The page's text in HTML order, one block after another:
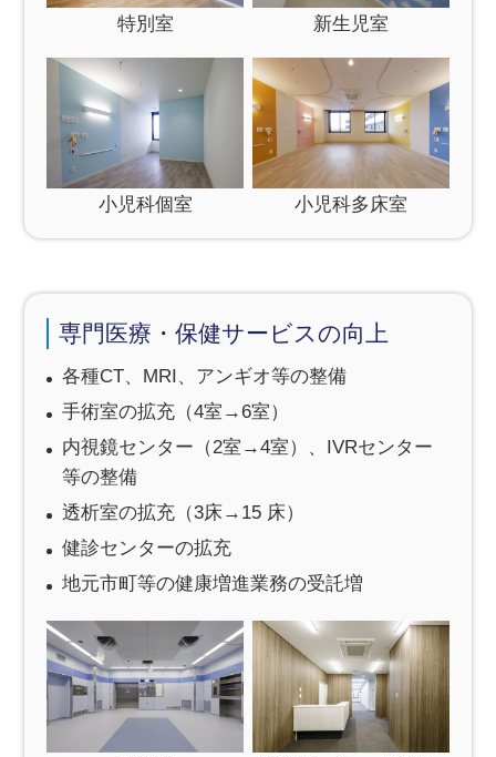
特別室 新生児室
小児科個室 小児科多床室
専門医療・保健サービスの向上
各種CT、MRI、アンギオ等の整備
手術室の拡充（4室→6室）
内視鏡センター（2室→4室）、IVRセンター
等の整備
透析室の拡充（3床→15 床）
健診センターの拡充
地元市町等の健康増進業務の受託増